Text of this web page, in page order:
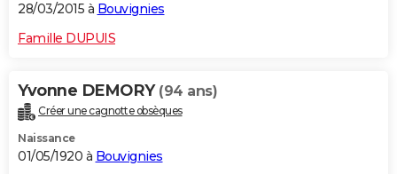
28/03/2015 à Bouvignies
Famille DUPUIS
Yvonne DEMORY (94 ans)
Créer une cagnotte obsèques
Naissance
01/05/1920 à Bouvignies